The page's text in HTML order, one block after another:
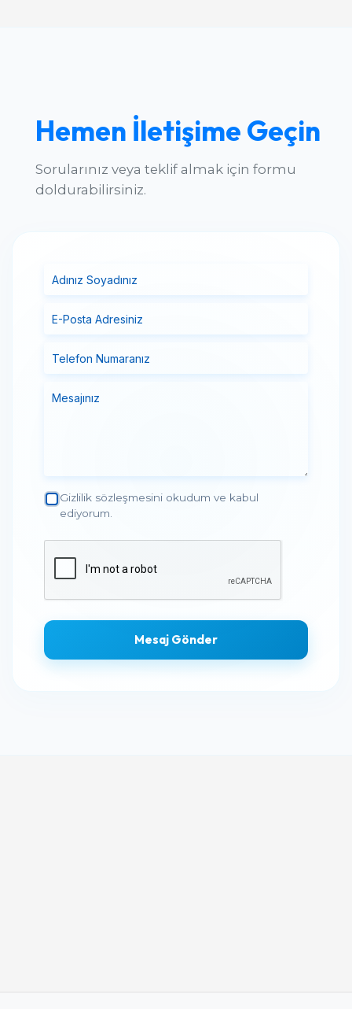
Hemen İletişime Geçin
Sorularınız veya teklif almak için formu
doldurabilirsiniz.
Gizlilik sözleşmesini okudum ve kabul
ediyorum.
Mesaj Gönder